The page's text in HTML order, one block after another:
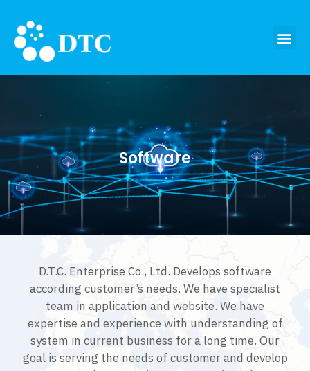
Software
D.T.C. Enterprise Co., Ltd. Develops software
according customer’s needs. We have specialist
team in application and website. We have
expertise and experience with understanding of
system in current business for a long time. Our
goal is serving the needs of customer and develop